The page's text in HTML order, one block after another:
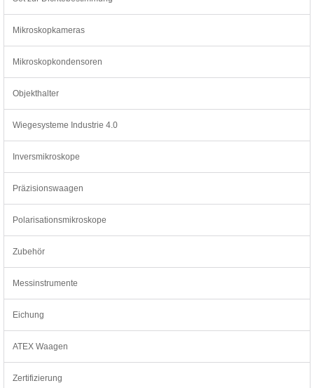
Mikroskopkameras
Mikroskopkondensoren
Objekthalter
Wiegesysteme Industrie 4.0
Inversmikroskope
Präzisionswaagen
Polarisationsmikroskope
Zubehör
Messinstrumente
Eichung
ATEX Waagen
Zertifizierung